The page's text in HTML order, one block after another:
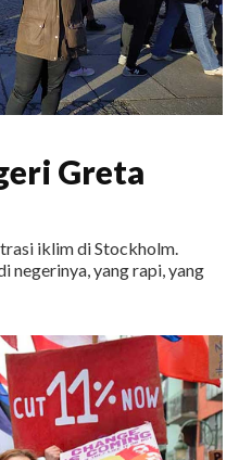
Greta
iklim di Stockholm.
negerinya, yang rapi, yang